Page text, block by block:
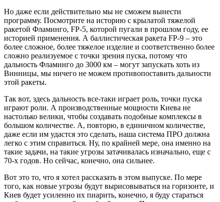
Но даже если действительно мы не сможем вынести
программу. Посмотрите на историю с крылатой тяжелой
ракетой Фламинго, FP-5, которой пугали в прошлом году, ее
историей применения. А баллистическая ракета FP-9 – это
более сложное, более тяжелое изделие и соответственно более
сложно реализуемое с точки зрения пуска, потому что
дальность Фламинго до 3000 км – могут запускать хоть из
Винницы, мы ничего не можем противопоставить дальности
этой ракеты.
Так вот, здесь дальность все-таки играет роль, точки пуска
играют роли. А производственные мощности Киева не
настолько велики, чтобы создавать подобные комплексы в
большом количестве. А, повторю, в единичном количестве,
даже если им удастся это сделать, наша система ПРО должна
легко с этим справиться. Ну, по крайней мере, она именно на
такие задачи, на такие угрозы затачивалась изначально, еще с
70-х годов. Но сейчас, конечно, она сильнее.
Вот это то, что я хотел рассказать в этом выпуске. По мере
того, как новые угрозы будут вырисовываться на горизонте, и
Киев будет усиленно их пиарить, конечно, я буду стараться